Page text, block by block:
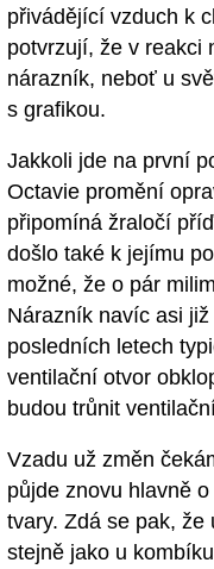
přivádějící vzduch k
potvrzují, že v reakci
nárazník, neboť u
s grafikou.
Jakkoli jde na první
Octavie promění
připomíná žraločí
došlo také k jejímu
možné, že o pár
Nárazník navíc asi
posledních letech
ventilační otvor
budou trůnit
Vzadu už změn
půjde znovu hlavně
tvary. Zdá se pak, že
stejně jako u